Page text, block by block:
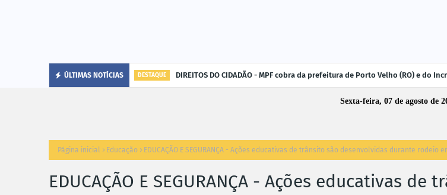
ÚLTIMAS NOTÍCIAS DESTAQUE DIREITOS DO CIDADÃO - MPF cobra da prefeitura de Porto Velho (RO) e do
Sexta-feira, 07 de agosto de
Página inicial Educação EDUCAÇÃO E SEGURANÇA - Ações educativas de trânsito são desenvolvidas durante rodeio
EDUCAÇÃO E SEGURANÇA - Ações educativas de